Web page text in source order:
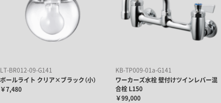
LT-BR012-09-G141
ボールライト クリア×ブラック（小）
￥7,480
KB-TP009-01a-G141
ワーカーズ水栓 壁付けツインレバー混
合栓 L150
￥99,000